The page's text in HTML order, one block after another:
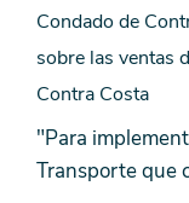
Condado de
sobre las ventas
Contra Costa
"Para
Transporte que